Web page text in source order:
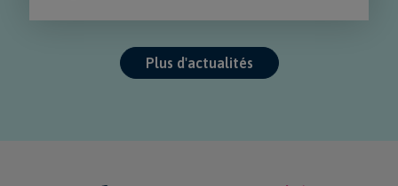
Plus d'actualités